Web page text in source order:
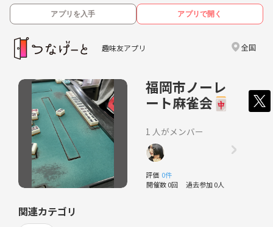
アプリを入手 アプリで開く
趣味友アプリ 全国
福岡市ノーレ
ート麻雀会🀄
1 人がメンバー
評価 0件
開催数 0回 過去参加 0人
関連カテゴリ